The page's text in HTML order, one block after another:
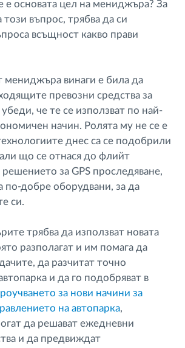
е основата цел на мениджъра? За
въпрос, трябва да си
всъщност какво прави
мениджъра винаги е била да
превозни средства за
убеди, че те се използват по най-
начин. Ролята му не се е
днес са се подобрили
що се отнася до флийт
за GPS проследяване,
по-добре оборудвани, за да
си.
трябва да използват новата
разполагат и им помага да
да разчитат точно
и да го подобряват в
за нови начини за
на автопарка,
да решават ежедневни
и да предвиждат